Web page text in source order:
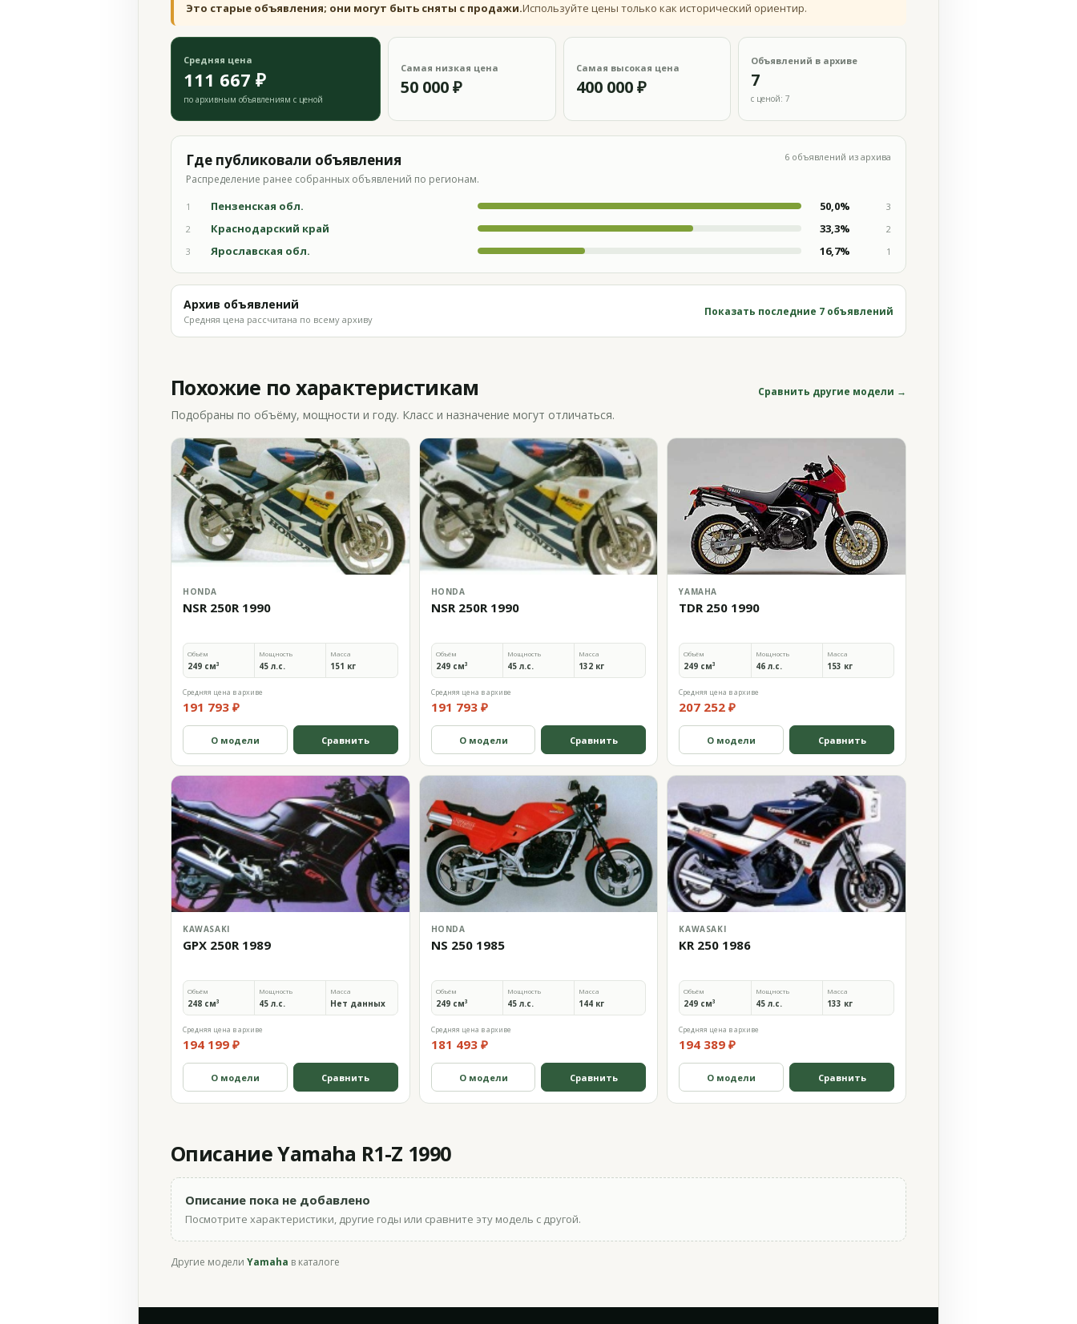
Это старые объявления; они могут быть сняты с продажи.Используйте цены только как исторический ориентир.
Средняя цена
111 667 ₽
по архивным объявлениям с ценой
Самая низкая цена
50 000 ₽
Самая высокая цена
400 000 ₽
Объявлений в архиве
7
с ценой: 7
Где публиковали объявления
Распределение ранее собранных объявлений по регионам.
6 объявлений из архива
1 Пензенская обл. 50,0%
3
2
Краснодарский край 33,3%
2
3
Ярославская обл. 16,7% 1
Архив объявлений
Средняя цена рассчитана по всему архиву
Показать последние 7 объявлений
Похожие по характеристикам Сравнить другие модели →
Подобраны по объёму, мощности и году. Класс и назначение могут отличаться.
HONDA
NSR 250R 1990
Объём
249 см³
Мощность
45 л.с.
Масса
151 кг
Средняя цена в архиве
191 793 ₽
О модели Сравнить
HONDA
NSR 250R 1990
Объём
249 см³
Мощность
45 л.с.
Масса
132 кг
Средняя цена в архиве
191 793 ₽
О модели Сравнить
YAMAHA
TDR 250 1990
Объём
249 см³
Мощность
46 л.с.
Масса
153 кг
Средняя цена в архиве
207 252 ₽
О модели Сравнить
KAWASAKI
GPX 250R 1989
Объём
248 см³
Мощность
45 л.с.
Масса
Нет данных
Средняя цена в архиве
194 199 ₽
О модели Сравнить
HONDA
NS 250 1985
Объём
249 см³
Мощность
45 л.с.
Масса
144 кг
Средняя цена в архиве
181 493 ₽
О модели Сравнить
KAWASAKI
KR 250 1986
Объём
249 см³
Мощность
45 л.с.
Масса
133 кг
Средняя цена в архиве
194 389 ₽
О модели Сравнить
Описание Yamaha R1-Z 1990
Описание пока не добавлено
Посмотрите характеристики, другие годы или сравните эту модель с другой.
Другие модели Yamaha в каталоге